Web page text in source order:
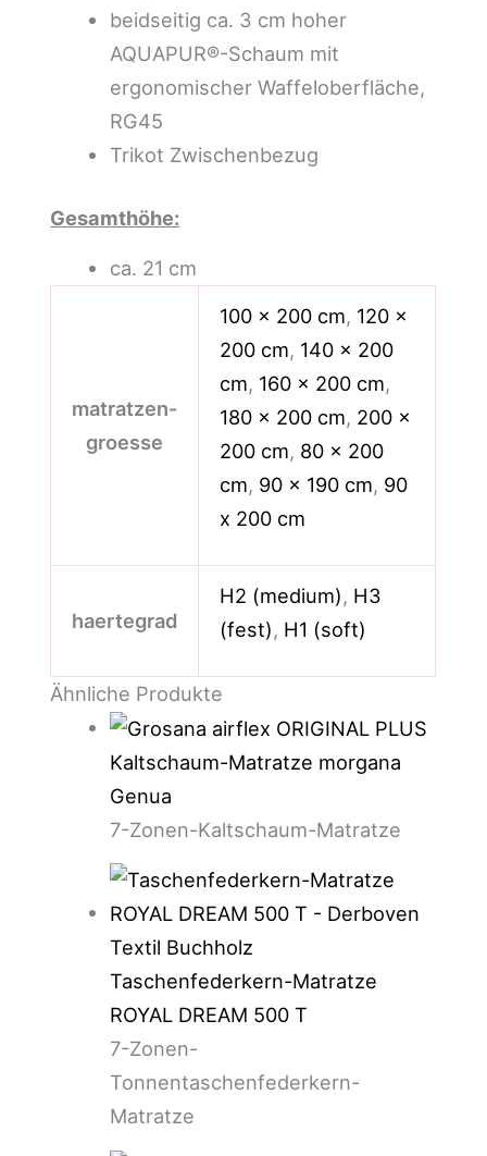
beidseitig ca. 3 cm hoher
AQUAPUR®-Schaum mit
ergonomischer Waffeloberfläche,
RG45
Trikot Zwischenbezug
Gesamthöhe:
ca. 21 cm
matratzen-
groesse
100 x 200 cm, 120 x
200 cm, 140 x 200
cm, 160 x 200 cm,
180 x 200 cm, 200 x
200 cm, 80 x 200
cm, 90 x 190 cm, 90
x 200 cm
haertegrad
H2 (medium), H3
(fest), H1 (soft)
Ähnliche Produkte
Kaltschaum-Matratze morgana
Genua
7-Zonen-Kaltschaum-Matratze
Taschenfederkern-Matratze
ROYAL DREAM 500 T
7-Zonen-
Tonnentaschenfederkern-
Matratze